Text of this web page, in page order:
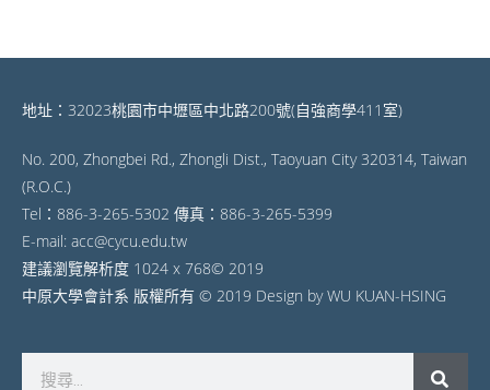
地址：32023桃園市中壢區中北路200號(自強商學411室)
No. 200, Zhongbei Rd., Zhongli Dist., Taoyuan City 320314, Taiwan
(R.O.C.)
Tel：886-3-265-5302 傳真：886-3-265-5399
E-mail: acc@cycu.edu.tw
建議瀏覽解析度 1024 x 768© 2019
中原大學會計系 版權所有 © 2019 Design by WU KUAN-HSING